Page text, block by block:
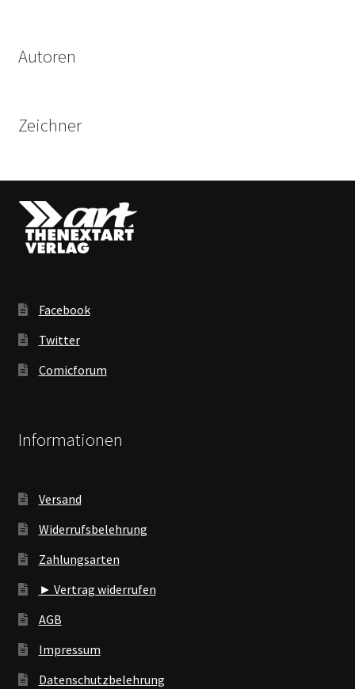
Autoren
Zeichner
Facebook
Twitter
Comicforum
Informationen
Versand
Widerrufsbelehrung
Zahlungsarten
► Vertrag widerrufen
AGB
Impressum
Datenschutzbelehrung